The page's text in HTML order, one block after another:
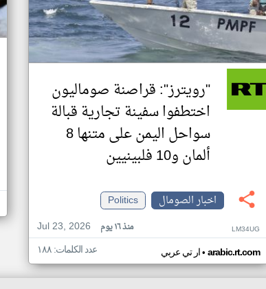
"رويترز": قراصنة صوماليون
اختطفوا سفينة تجارية قبالة
سواحل اليمن على متنها 8
ألمان و10 فلبينيين
اخبار الصومال
Politics
Jul 23, 2026
منذ ١٦ يوم LM34UG
ار تي عربي• arabic.rt.com عدد الكلمات: ١٨٨